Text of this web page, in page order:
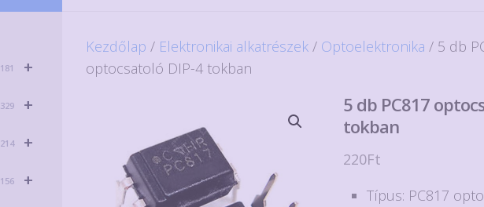
Kezdőlap / Elektronikai alkatrészek / Optoelektronika / 5 db
optocsatoló DIP-4 tokban
5 db PC817
tokban
220Ft
Típus: PC817
+
181
+
329
+
214
+
156